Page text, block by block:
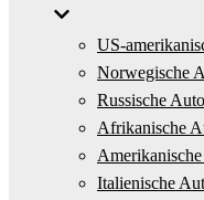
US-
Norwegische
Russische
Afrikanische
Italienische